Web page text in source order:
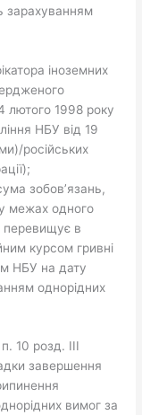
зарахуванням
іноземних
лютого 1998 року
НБУ від 19
російських
зобов’язань,
межах одного
перевищує в
курсом гривні
НБУ на дату
однорідних
10 розд. III
завершення
вимог за